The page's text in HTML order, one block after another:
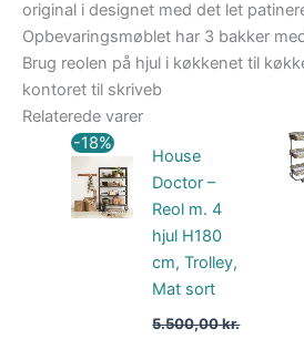
original i designet med det let
Opbevaringsmøblet har 3 bakker
Brug reolen på hjul i køkkenet til
kontoret til skriveb
Relaterede varer
-18%
House
Doctor –
Reol m. 4
hjul H180
cm, Trolley,
Mat sort
5.500,00kr.
oprindelige
pris
var:
5.500,00 kr..
aktuelle